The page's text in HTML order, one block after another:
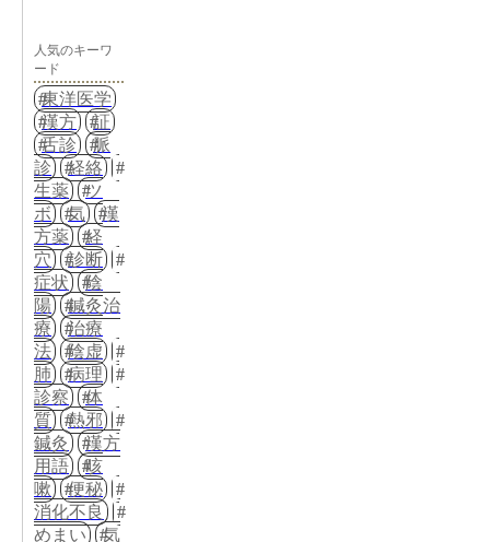
人気のキーワ
ード
東洋医学
漢方
証
舌診
脈
診
経絡
生薬
ツ
ボ
気
漢
方薬
経
穴
診断
症状
陰
陽
鍼灸治
療
治療
法
陰虚
肺
病理
診察
体
質
熱邪
鍼灸
漢方
用語
咳
嗽
便秘
消化不良
めまい
気